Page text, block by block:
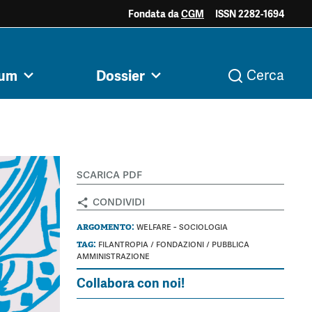
Fondata daCGM ISSN 2282-1694
Dossier Cerca
Archivio Argomenti
e
Acini di fuoco - Dossier
Mezzogiorno
Valutazione e
dintorni
scarica pdf
condividi
argomento: welfare -sociologia
tag: filantropia/ fondazioni/ pubblica
amministrazione
Collabora con noi!